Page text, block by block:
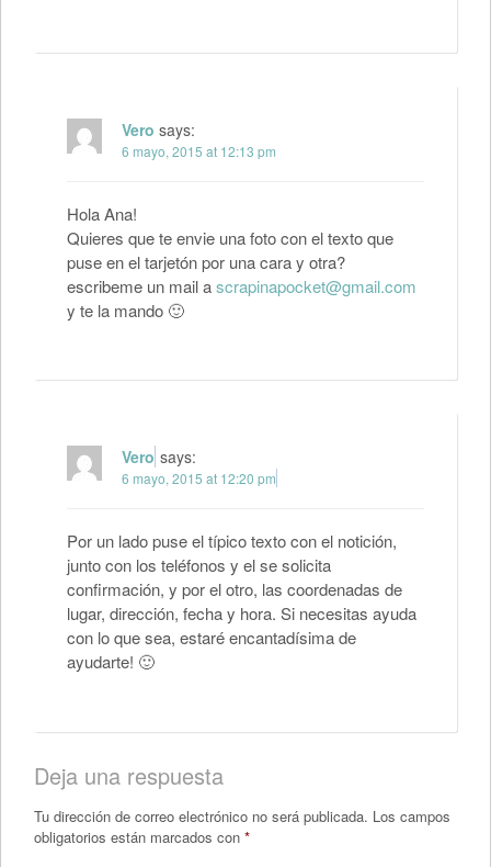
Vero says:
6 mayo, 2015 at 12:13 pm
Hola Ana!
Quieres que te envie una foto con el texto que
puse en el tarjetón por una cara y otra?
escribeme un mail ascrapinapocket@gmail.com
y te la mando 🙂
Vero says:
6 mayo, 2015 at 12:20 pm
Por un lado puse el típico texto con el notición,
junto con los teléfonos y el se solicita
confirmación, y por el otro, las coordenadas de
lugar, dirección, fecha y hora. Si necesitas ayuda
con lo que sea, estaré encantadísima de
ayudarte! 🙂
Deja una respuesta
Tu dirección de correo electrónico no será publicada. Los campos
obligatorios están marcados con *